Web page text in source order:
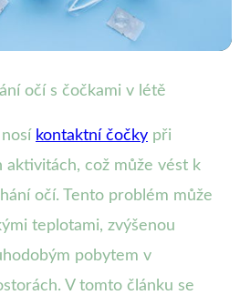
kontaktními
· Autor: Kateřina Veselá
očí s čočkami v létě
kontaktní čočky při
aktivitách, což může vést k
očí. Tento problém může
teplotami, zvýšenou
pobytem v
V tomto článku se